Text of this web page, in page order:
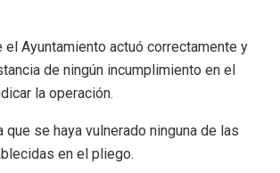
el Ayuntamiento actuó correctamente y
de ningún incumplimiento en el
la operación.
que se haya vulnerado ninguna de las
en el pliego.